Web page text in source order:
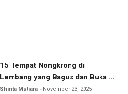
15 Tempat Nongkrong di
Lembang yang Bagus dan Buka 24
Jam
Shinta Mutiara November 23, 2025